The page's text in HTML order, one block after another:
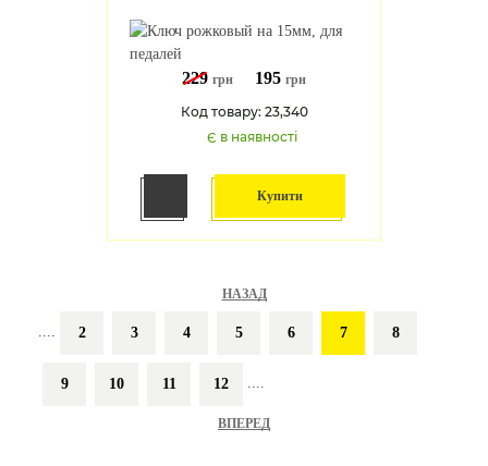
229 грн 195 грн
Код товару: 23,340
Є в наявності
Купити
НАЗАД
.... 2 3 4 5 6 7 8
9 10 11 12 ....
ВПЕРЕД